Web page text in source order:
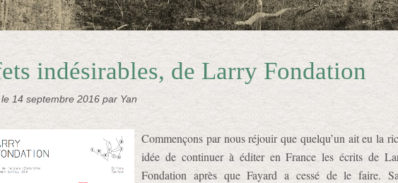
indésirables, de Larry Fondation
14 septembre 2016 par Yan
Commençons par nous réjouir que quelqu’un ait eu la
idée de continuer à éditer en France les écrits de
Fondation après que Fayard a cessé de le faire.